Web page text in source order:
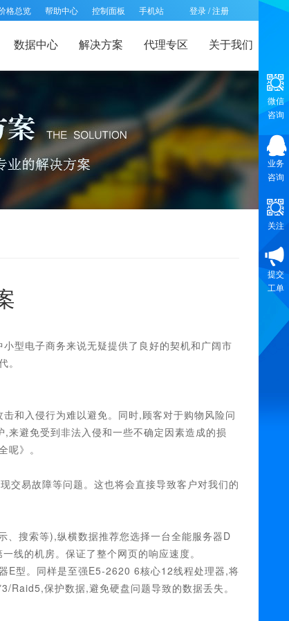
格总览 帮助中心 控制面板 手机站 登录/注册
数据中心 解决方案 代理专区 关于我们
微信
咨询
业务
咨询
关注
提交
工单
型电子商务来说无疑提供了良好的契机和广阔市
和入侵行为难以避免。同时,顾客对于购物风险问
避免受到非法入侵和一些不确定因素造成的损
》。
交易故障等问题。这也将会直接导致客户对我们的
、搜索等),纵横数据推荐您选择一台全能服务器D
的机房。保证了整个网页的响应速度。
E型。同样是至强E5-2620 6核心12线程处理器,将
保护数据,避免硬盘问题导致的数据丢失。